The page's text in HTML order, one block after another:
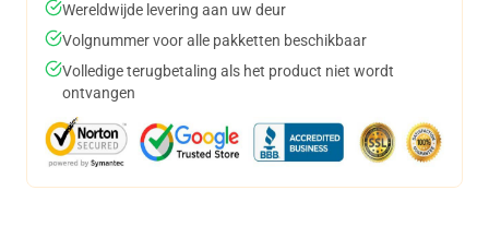
Wereldwijde levering aan uw deur
Volgnummer voor alle pakketten beschikbaar
Volledige terugbetaling als het product niet wordt
ontvangen